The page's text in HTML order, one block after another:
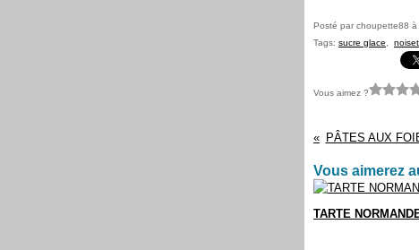
Posté par choupette88
Tags: sucre glace
Vous aimez ?
PÂTES AUX
Vous aimerez
TARTE